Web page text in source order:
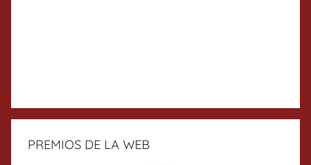
PREMIOS DE LA WEB